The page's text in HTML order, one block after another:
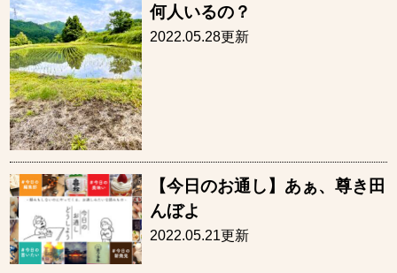
何人いるの？
2022.05.28更新
【今日のお通し】あぁ、尊き田
んぼよ
2022.05.21更新